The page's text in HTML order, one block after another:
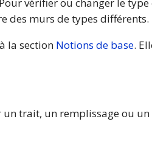
des murs de types différents.
la section Notions de base.
trait, un remplissage ou